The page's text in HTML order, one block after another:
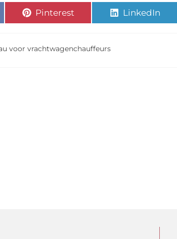
Pinterest LinkedIn
voor vrachtwagenchauffeurs